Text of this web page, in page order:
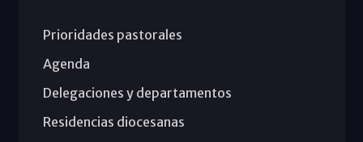
Prioridades pastorales
Agenda
Delegaciones y departamentos
Residencias diocesanas